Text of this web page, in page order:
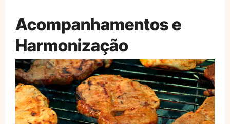
Acompanhamentos e
Harmonização